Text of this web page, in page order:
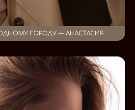
ГОРОДУ — АНАСТАСИЯ